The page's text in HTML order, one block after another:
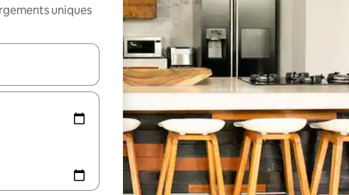
uniques
utilisez les flèches vers le haut et vers le bas pour les parcourir ou en